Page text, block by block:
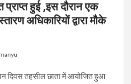
हुई ,इस दौरान एक
अधिकारियों द्वारा मौके
दिवस तहसील छाता में आयोजित हुआ